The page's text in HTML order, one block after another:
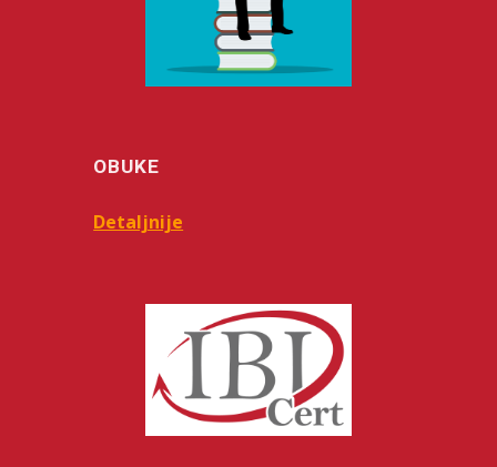
OBUKE
Detaljnije